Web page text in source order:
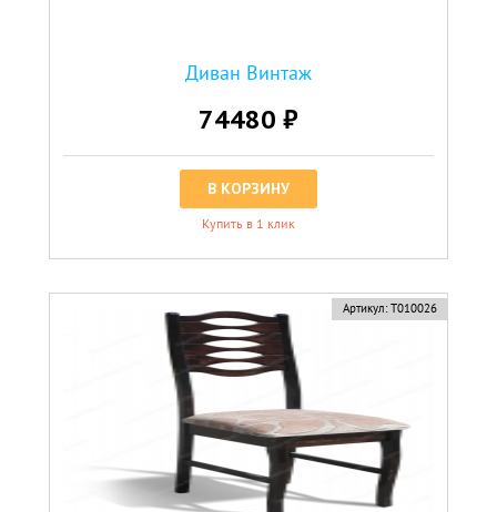
Диван Винтаж
74480 ₽
В КОРЗИНУ
Купить в 1 клик
Артикул: Т010026